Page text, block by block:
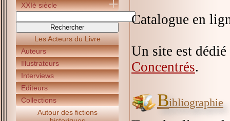
XXIè siècle
Les Acteurs du Livre
Auteurs
Illustrateurs
Interviews
Editeurs
Collections
Autour des fictions
Catalogue en
Un site est
Concentrés.
Bibliographie